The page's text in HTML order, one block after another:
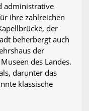
administrative
ihre zahlreichen
der
beherbergt auch
der
des Landes.
darunter das
klassische